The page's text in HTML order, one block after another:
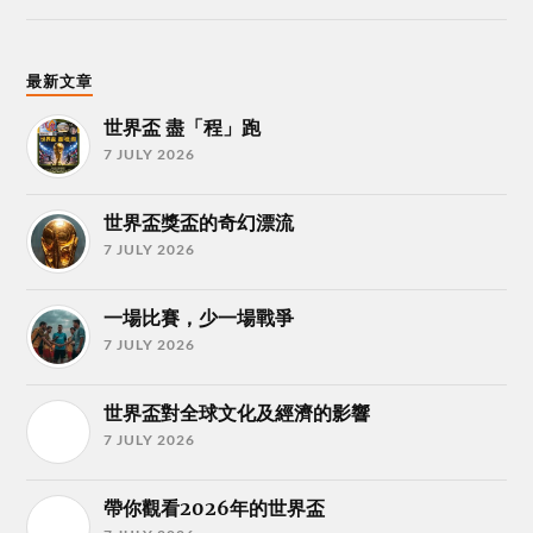
最新文章
世界盃 盡「程」跑
7 JULY 2026
世界盃獎盃的奇幻漂流
7 JULY 2026
一場比賽，少一場戰爭
7 JULY 2026
世界盃對全球文化及經濟的影響
7 JULY 2026
帶你觀看2026年的世界盃